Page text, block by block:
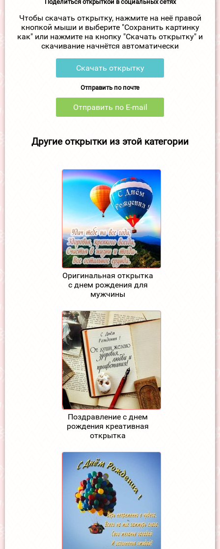
Поделиться открыткой в социальных сетях
Чтобы скачать открытку, нажмите на неё правой
кнопкой мыши и выберите "Сохранить картинку
как" или нажмите на кнопку "Скачать открытку" и
скачивание начнётся автоматически
Скачать открытку
Отправить по почте
Отправить по E-mail
Другие открытки из этой категории
Оригинальная открытка
с днем рождения для
мужчины
Поздравление с днем
рождения креативная
открытка